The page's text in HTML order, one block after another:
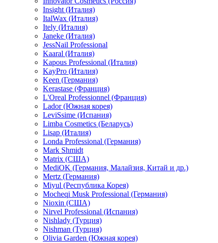
Insight (Италия)
ItalWax (Италия)
Itely (Италия)
Janeke (Италия)
JessNail Professional
Kaaral (Италия)
Kapous Professional (Италия)
KayPro (Италия)
Keen (Германия)
Kerastase (Франция)
L'Oreal Professionnel (Франция)
Lador (Южная корея)
LeviSsime (Испания)
Limba Cosmetics (Беларусь)
Lisap (Италия)
Londa Professional (Германия)
Mark Shmidt
Matrix (США)
MediOK (Германия, Малайзия, Китай и др.)
Mertz (Германия)
Miyul (Республика Корея)
Mocheqi Musk Professional (Германия)
Nioxin (США)
Nirvel Professional (Испания)
Nishlady (Турция)
Nishman (Турция)
Olivia Garden (Южная корея)